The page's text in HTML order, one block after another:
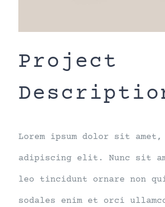
Project
Lorem ipsum dolor sit amet,
adipiscing elit. Nunc sit
leo tincidunt ornare non
sodales enim et orci